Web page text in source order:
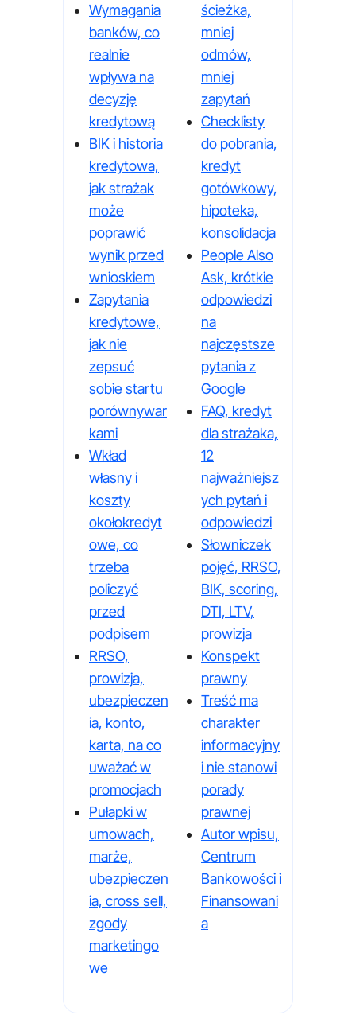
Wymagania
banków, co
realnie
wpływa na
decyzję
kredytową
BIK i historia
kredytowa,
jak strażak
może
poprawić
wynik przed
wnioskiem
Zapytania
kredytowe,
jak nie
zepsuć
sobie startu
porównywar
kami
Wkład
własny i
koszty
okołokredyt
owe, co
trzeba
policzyć
przed
podpisem
RRSO,
prowizja,
ubezpieczen
ia, konto,
karta, na co
uważać w
promocjach
Pułapki w
umowach,
marże,
ubezpieczen
ia, cross sell,
zgody
marketingo
we
ścieżka,
mniej
odmów,
mniej
zapytań
Checklisty
do pobrania,
kredyt
gotówkowy,
hipoteka,
konsolidacja
People Also
Ask, krótkie
odpowiedzi
na
najczęstsze
pytania z
Google
FAQ, kredyt
dla strażaka,
12
najważniejsz
ych pytań i
odpowiedzi
Słowniczek
pojęć, RRSO,
BIK, scoring,
DTI, LTV,
prowizja
Konspekt
prawny
Treść ma
charakter
informacyjny
i nie stanowi
porady
prawnej
Autor wpisu,
Centrum
Bankowości i
Finansowani
a